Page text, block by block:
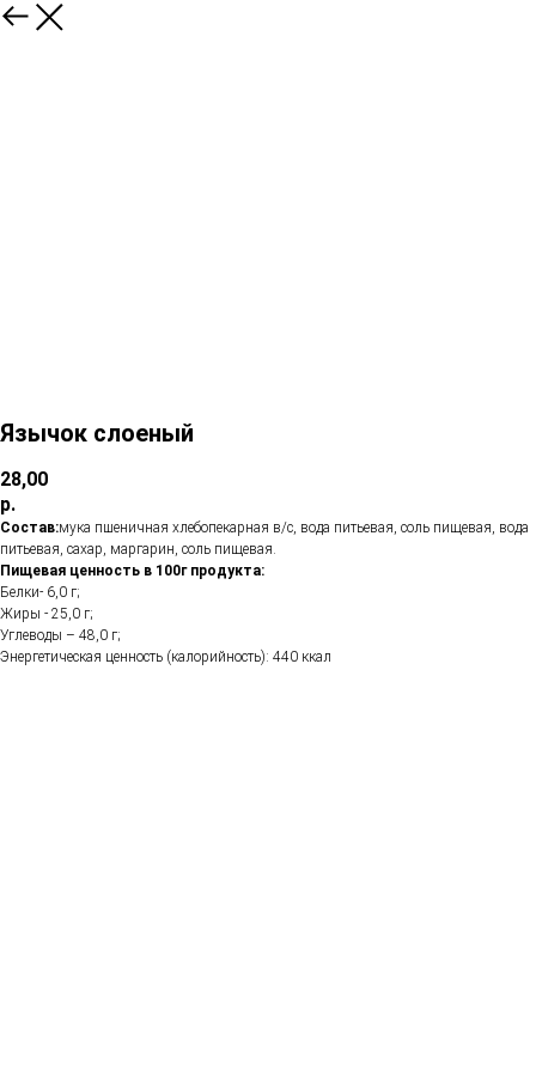
Язычок слоеный
28,00
р.
Состав:мука пшеничная хлебопекарная в/с, вода питьевая, соль пищевая, вода
питьевая, сахар, маргарин, соль пищевая.
Пищевая ценность в 100г продукта:
Белки- 6,0 г;
Жиры - 25,0 г;
Углеводы – 48,0 г;
Энергетическая ценность (калорийность): 440 ккал